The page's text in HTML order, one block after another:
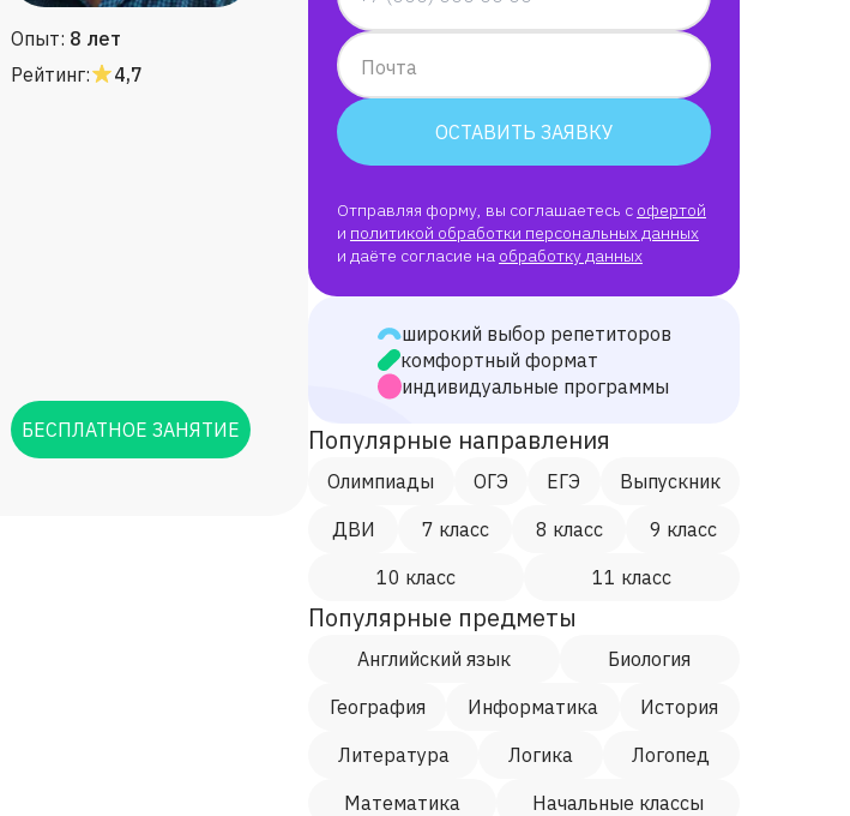
Опыт: 8 лет
Рейтинг:
4,7
БЕСПЛАТНОЕ ЗАНЯТИЕ
Почта
ОСТАВИТЬ ЗАЯВКУ
Отправляя форму, вы соглашаетесь с офертой
и политикой обработки персональных данных
и даёте согласие на обработку данных
широкий выбор репетиторов
комфортный формат
индивидуальные программы
Популярные направления
Олимпиады ОГЭ ЕГЭ
Выпускник
ДВИ
7 класс 8 класс
9 класс
10 класс
11 класс
Популярные предметы
Английский язык
Биология
География
Информатика
История
Литература
Логика
Логопед
Математика
Начальные классы